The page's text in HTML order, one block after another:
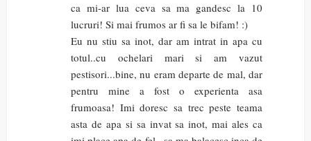
ca mi-ar lua ceva sa ma gandesc la 10
lucruri! Si mai frumos ar fi sa le bifam! :)
Eu nu stiu sa inot, dar am intrat in apa cu
totul..cu ochelari mari si am vazut
pestisori...bine, nu eram departe de mal, dar
pentru mine a fost o experienta asa
frumoasa! Imi doresc sa trec peste teama
asta de apa si sa invat sa inot, mai ales ca